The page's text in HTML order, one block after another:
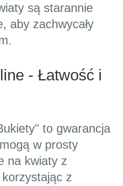
są starannie
aby zachwycały
- Łatwość i
to gwarancja
w prosty
na kwiaty z
z